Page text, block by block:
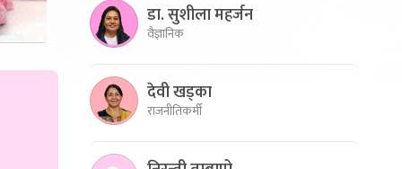
डा. सुशीला महर्जन
वैज्ञानिक
देवी खड्का
राजनीतिकर्मी